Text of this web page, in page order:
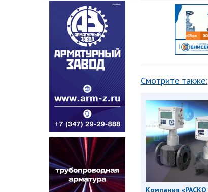
Смотрите также:
Компания «РАСКО